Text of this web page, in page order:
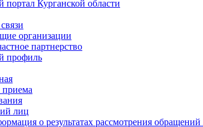
Курганской области
организации
партнерство
профиль
лиц
о результатах рассмотрения